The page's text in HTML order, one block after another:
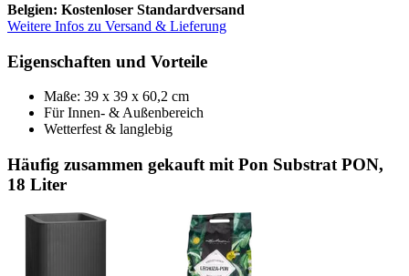
Belgien: Kostenloser Standardversand
Weitere Infos zu Versand & Lieferung
Eigenschaften und Vorteile
Maße: 39 x 39 x 60,2 cm
Für Innen- & Außenbereich
Wetterfest & langlebig
Häufig zusammen gekauft mit Pon Substrat PON,
18 Liter